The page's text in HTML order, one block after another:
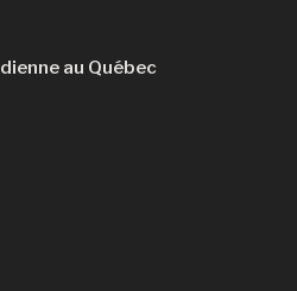
au Québec